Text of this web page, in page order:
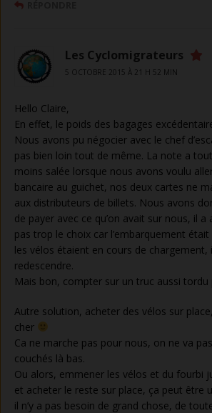
Les Cyclomigrateurs
5 OCTOBRE 2015 À 21 H 52 MIN
Hello Claire,
En effet, le poids des bagages
Nous avons pu négocier avec le chef
pas bien loin tout de même. La note a
moins salée lorsque nous avons voulu
bancaire au guichet, nos deux cartes ne
aux distributeurs de billets. Nous avons
de payer avec ce qu’on avait sur nous, il a
pas trop le choix car l’embarquement
les vélos étaient en cours de chargement,
redescendre.
Mais bon, compter sur un truc aussi
Autre solution, acheter des vélos sur
cher
Ca ne marche pas pour nous, on ne va
couchés là bas.
Ou alors, emmener les vélos et du fourbi
et acheter le reste sur place, ça peut être
il n’y a pas besoin de grand chose, de